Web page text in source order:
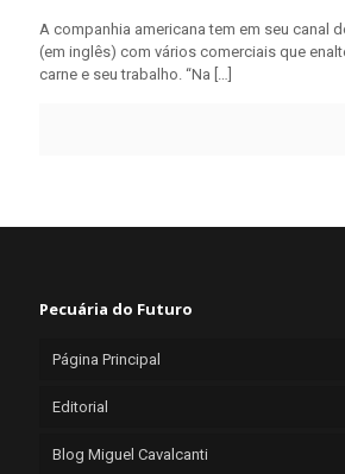
A companhia americana tem em seu canal
(em inglês) com vários comerciais que
carne e seu trabalho. “Na […]
Pecuária do Futuro
Página Principal
Editorial
Blog Miguel Cavalcanti